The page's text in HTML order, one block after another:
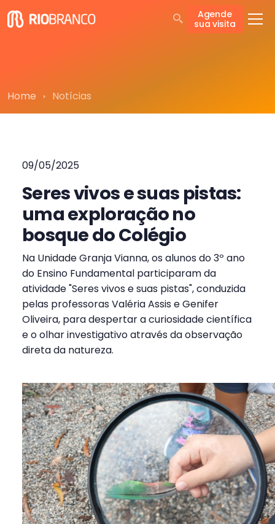
Agende
sua visita
Home Notícias
09/05/2025
Seres vivos e suas pistas:
uma exploração no
bosque do Colégio
Na Unidade Granja Vianna, os alunos do 3º ano
do Ensino Fundamental participaram da
atividade "Seres vivos e suas pistas", conduzida
pelas professoras Valéria Assis e Genifer
Oliveira, para despertar a curiosidade científica
e o olhar investigativo através da observação
direta da natureza.